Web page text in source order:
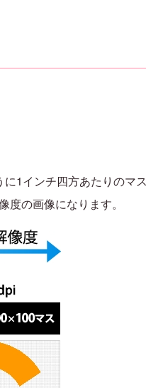
1インチ四方あたりのマ
の画像になります。